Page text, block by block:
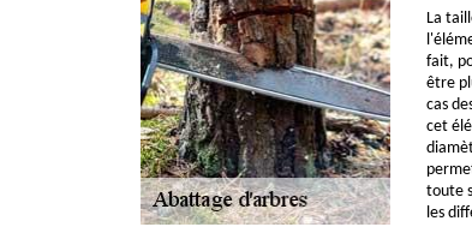
La
fait,
être
cas
cet
toute
les